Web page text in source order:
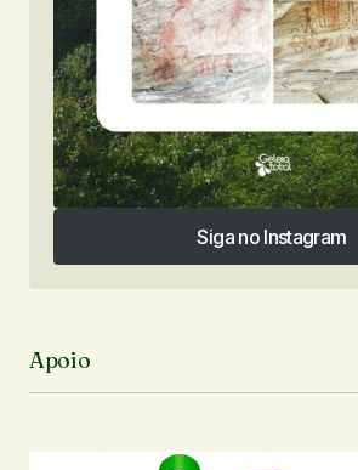
Siga no Instagram
Siga no Instagram
Apoio